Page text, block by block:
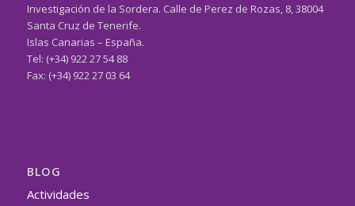
Investigación de la Sordera. Calle de Perez de Rozas, 8, 38004
Santa Cruz de Tenerife.
Islas Canarias – España.
Tel: (+34) 922 27 54 88
Fax: (+34) 922 27 03 64
BLOG
Actividades